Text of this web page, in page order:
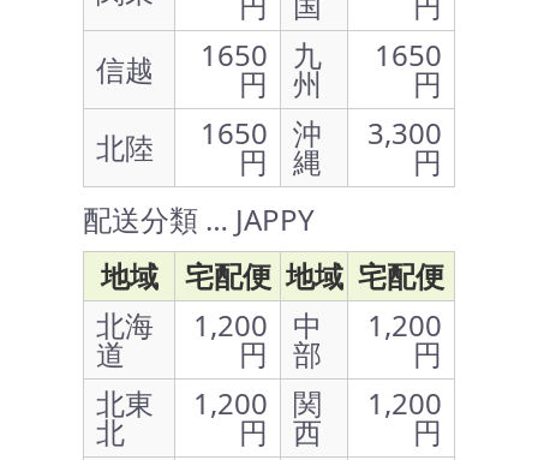
信越
1650
円
九
州
1650
円
北陸
1650
円
沖
縄
3,300
円
配送分類 … JAPPY
地域
宅配便 地域 宅配便
北海
道
1,200
円
中
部
1,200
円
北東
北
1,200
円
関
西
1,200
円